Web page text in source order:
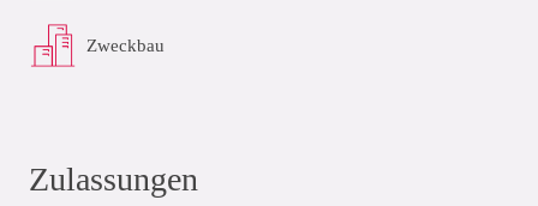
Zweckbau
Zulassungen